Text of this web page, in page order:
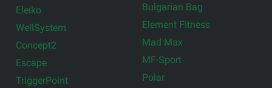
Eleiko
WellSystem
Concept2
Escape
TriggerPoint
Bulgarian Bag
Element Fitness
Mad Max
MF-Sport
Polar